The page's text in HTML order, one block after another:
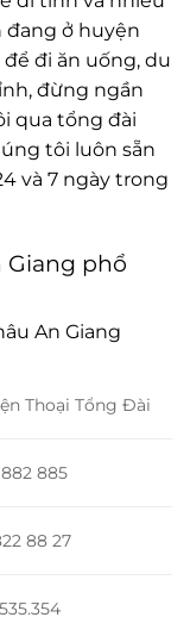
đang ở huyện
đi ăn uống, du
đừng ngần
qua tổng đài
tôi luôn sẵn
và 7 ngày trong
Giang phổ
An Giang
Thoại Tổng Đài
885
88 27